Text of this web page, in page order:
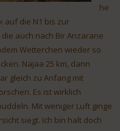
he
auf die N1 bis zur
auch nach Bir Anzarane
Wetterchen wieder so
Najaa 25 km, dann
gleich zu Anfang mit
Es ist wirklich
Mit weniger Luft ginge
siegt. Ich bin halt doch